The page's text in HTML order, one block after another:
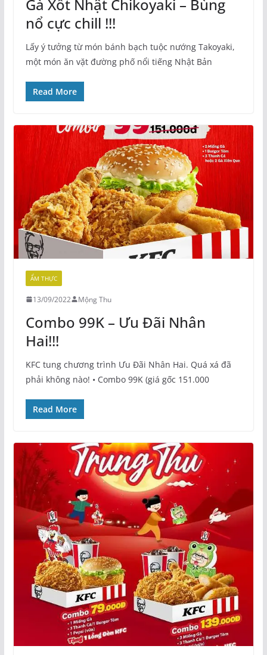
Gà Xốt Nhật Chikoyaki – Bùng
nổ cực chill !!!
Lấy ý tưởng từ món bánh bạch tuộc nướng Takoyaki,
một món ăn vặt đường phố nổi tiếng Nhật Bản
Read More
ẨM THỰC
13/09/2022 Mộng Thu
Combo 99K – Ưu Đãi Nhân
Hai!!!
KFC tung chương trình Ưu Đãi Nhân Hai. Quá xá đã
phải không nào! • Combo 99K (giá gốc 151.000
Read More